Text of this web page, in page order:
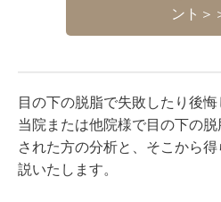
ント＞
目の下の脱脂で失敗したり後
当院または他院様で目の下の
された方の分析と、そこから
説いたします。